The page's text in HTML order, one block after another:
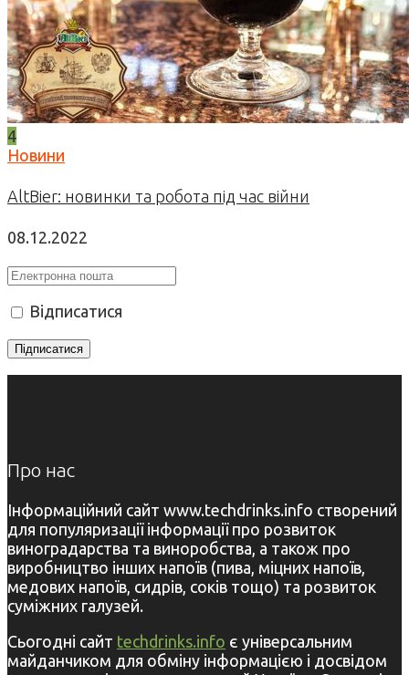
4
Новини
AltBier: новинки та робота під час війни
08.12.2022
Відписатися
Про нас
Інформаційний сайт www.techdrinks.info створений
для популяризації інформації про розвиток
виноградарства та виноробства, а також про
виробництво інших напоїв (пива, міцних напоїв,
медових напоїв, сидрів, соків тощо) та розвиток
суміжних галузей.
Сьогодні сайт techdrinks.info є універсальним
майданчиком для обміну інформацією і досвідом